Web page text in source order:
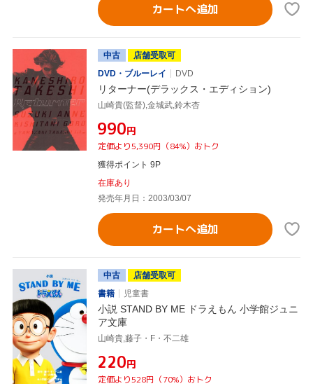
カートへ追加
中古
店舗受取可
DVD・ブルーレイ
DVD
リターナー(デラックス・エディション)
山崎貴(監督),金城武,鈴木杏
¥990円
定価より5,390円（84%）おトク
獲得ポイント 9P
在庫あり
発売年月日：2003/03/07
カートへ追加
中古
店舗受取可
書籍
児童書
小説 STAND BY ME ドラえもん 小学館ジュニ
ア文庫
山崎貴,藤子・F・不二雄
¥220円
定価より528円（70%）おトク